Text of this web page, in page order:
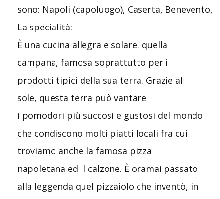
sono: Napoli (capoluogo), Caserta, Benevento,
La specialità:
È una cucina allegra e solare, quella
campana, famosa soprattutto per i
prodotti tipici della sua terra. Grazie al
sole, questa terra può vantare
i pomodori più succosi e gustosi del mondo
che condiscono molti piatti locali fra cui
troviamo anche la famosa pizza
napoletana ed il calzone. È oramai passato
alla leggenda quel pizzaiolo che inventò, in